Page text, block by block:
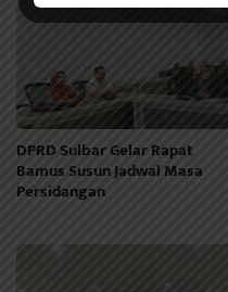
DPRD Sulbar Gelar Rapat
Bamus Susun Jadwal Masa
Persidangan